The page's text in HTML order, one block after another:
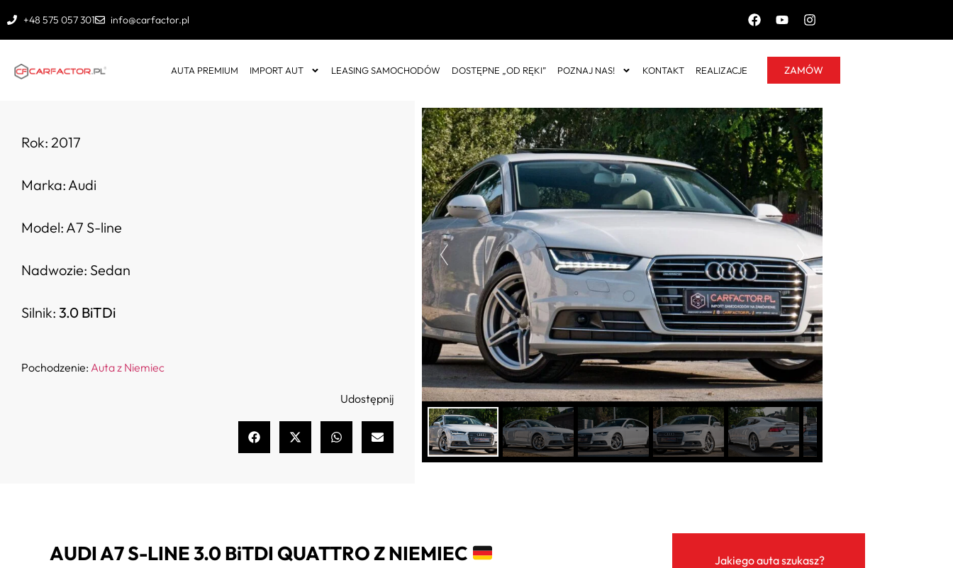
+48 575 057 301 info@carfactor.pl
AUTA PREMIUM IMPORT AUT LEASING SAMOCHODÓW DOSTĘPNE „OD RĘKI” POZNAJ NAS! KONTAKT REALIZACJE ZAMÓW
Rok: 2017
Marka: Audi
Model: A7 S-line
Nadwozie: Sedan
Silnik: 3.0 BiTDi
Pochodzenie: Auta z Niemiec
Udostępnij
AUDI A7 S-LINE 3.0 BiTDI QUATTRO Z NIEMIEC
Jakiego auta szukasz?